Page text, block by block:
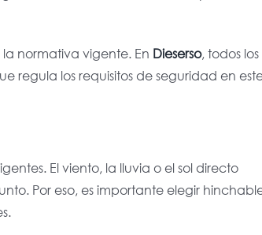
normativa vigente. En Dieserso, todos los
regula los requisitos de seguridad en
El viento, la lluvia o el sol directo
Por eso, es importante elegir